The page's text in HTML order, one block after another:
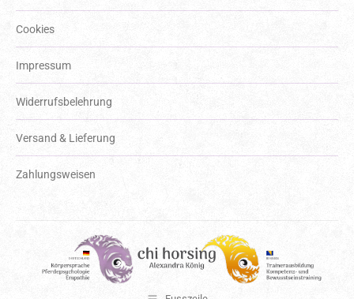
Cookies
Impressum
Widerrufsbelehrung
Versand & Lieferung
Zahlungsweisen